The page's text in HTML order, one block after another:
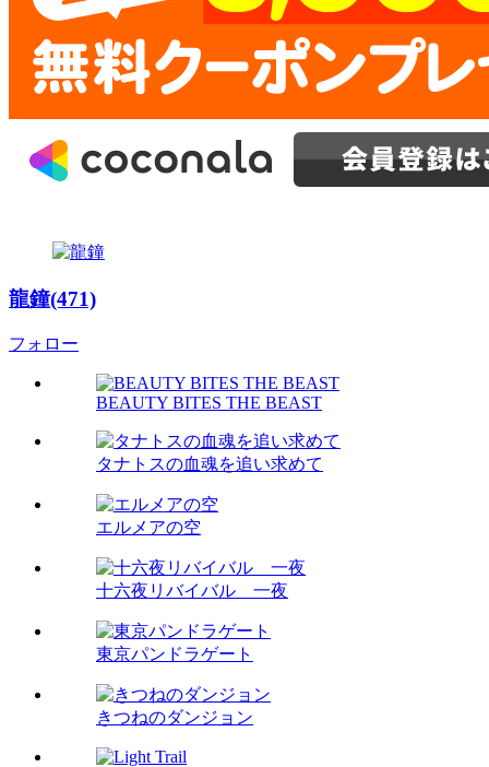
龍鐘(471)
フォロー
BEAUTY BITES THE BEAST
タナトスの血魂を追い求めて
エルメアの空
十六夜リバイバル 一夜
東京パンドラゲート
きつねのダンジョン